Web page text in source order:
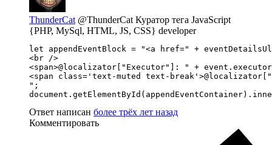
ThunderCat @ThunderCat Куратор тега JavaScript
{PHP, MySql, HTML, JS, CSS} developer
let appendEventBlock = "<a href=" +
<br />
<span>@localizator["Executor"]: " +
<span class='text-muted text-
";
Ответ написан более трёх лет назад
Комментировать